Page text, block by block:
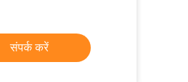
संपर्क करें